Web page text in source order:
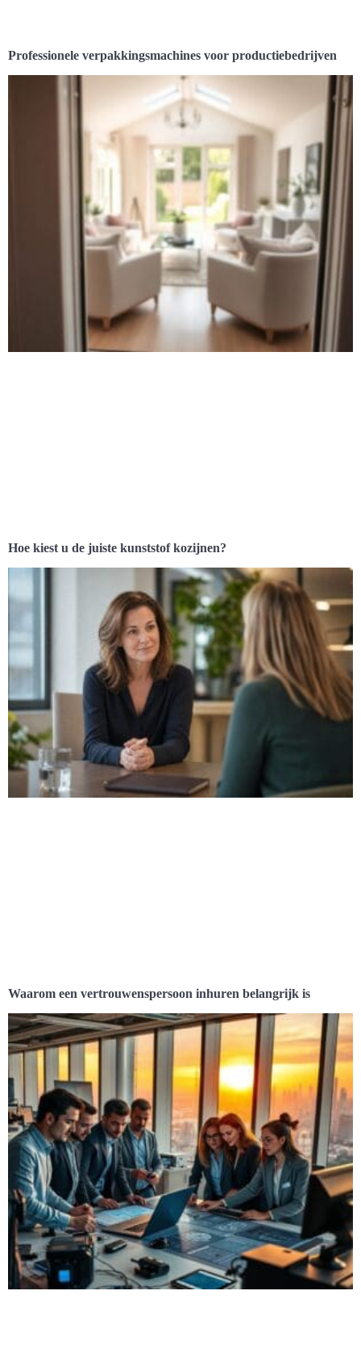
Professionele verpakkingsmachines voor productiebedrijven
Hoe kiest u de juiste kunststof kozijnen?
Waarom een vertrouwenspersoon inhuren belangrijk is